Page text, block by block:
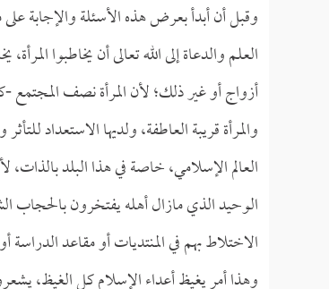
وقبل أن أبدأ بعرض هذه الأسئلة والإجابة
العلم والدعاة إلى الله تعالى أن يخاطبوا
أزواج أو غير ذلك؛ لأن المرأة نصف
والمرأة قريبة العاطفة، ولديها الاستعداد
العالم الإسلامي، خاصة في هذا البلد بالذات،
الوحيد الذي مازال أهله يفتخرون بالحجاب
الاختلاط بهم في المنتديات أو مقاعد الدراسة
وهذا أمر يغيظ أعداء الإسلام كل الغيظ،